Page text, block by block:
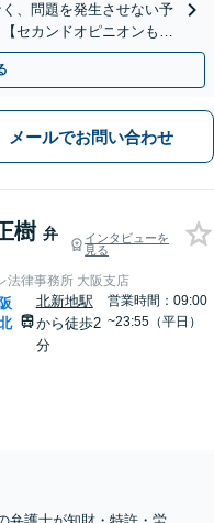
、問題を発生させない予
セカンドオピニオンも
応可】
メールでお問い合わせ
樹 弁
インタビューを
見る
法律事務所 大阪支店
北新地駅
から徒歩2
分
営業時間：09:00
~23:55（平日）